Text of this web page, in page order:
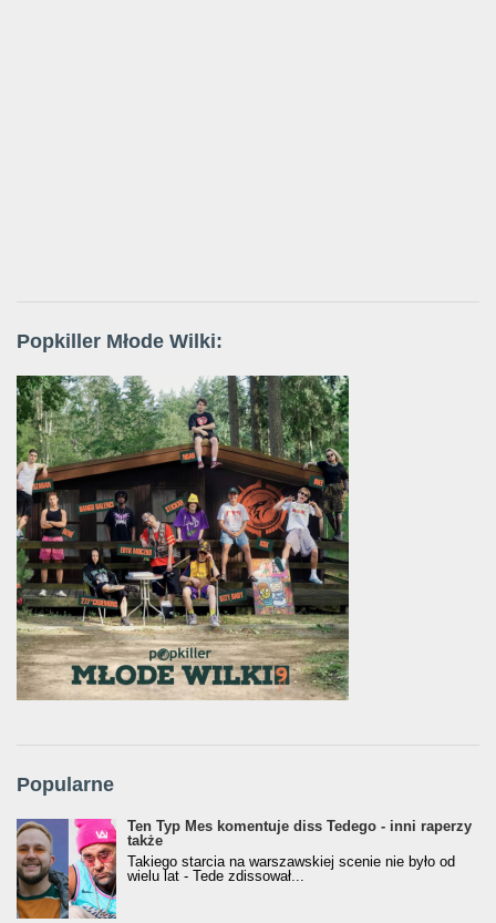
Popkiller Młode Wilki:
Popularne
Ten Typ Mes komentuje diss Tedego - inni raperzy
także
Takiego starcia na warszawskiej scenie nie było od
wielu lat - Tede zdissował...